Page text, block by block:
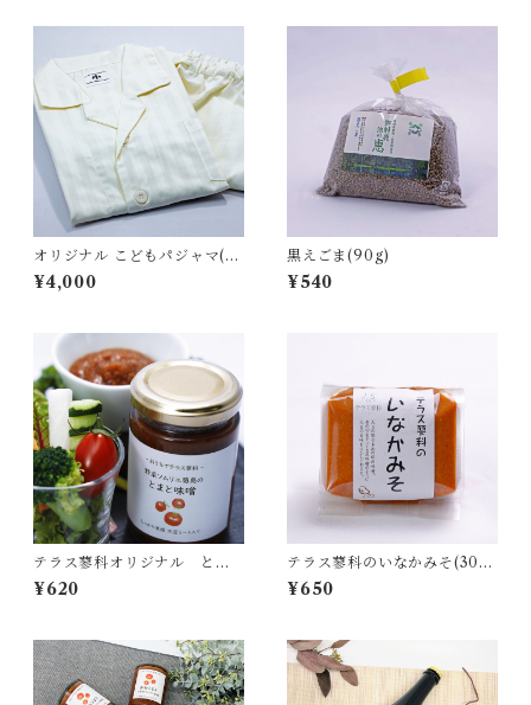
オリジナル こどもパジャマ(12
0サイズ)
¥4,000
黒えごま(90g)
¥540
テラス蓼科オリジナル とま
と味噌(140g)
¥620
テラス蓼科のいなかみそ(300
g)
¥650